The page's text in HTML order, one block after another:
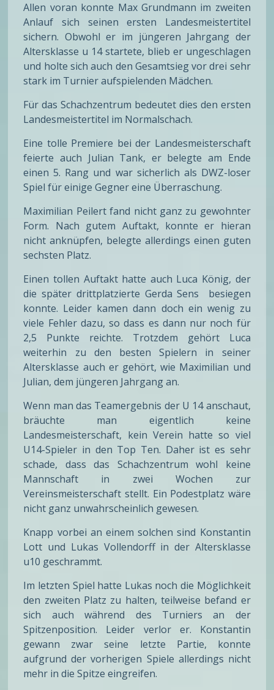
Allen voran konnte Max Grundmann im zweiten
Anlauf sich seinen ersten Landesmeistertitel
sichern. Obwohl er im jüngeren Jahrgang der
Altersklasse u 14 startete, blieb er ungeschlagen
und holte sich auch den Gesamtsieg vor drei sehr
stark im Turnier aufspielenden Mädchen.
Für das Schachzentrum bedeutet dies den ersten
Landesmeistertitel im Normalschach.
Eine tolle Premiere bei der Landesmeisterschaft
feierte auch Julian Tank, er belegte am Ende
einen 5. Rang und war sicherlich als DWZ-loser
Spiel für einige Gegner eine Überraschung.
Maximilian Peilert fand nicht ganz zu gewohnter
Form. Nach gutem Auftakt, konnte er hieran
nicht anknüpfen, belegte allerdings einen guten
sechsten Platz.
Einen tollen Auftakt hatte auch Luca König, der
die später drittplatzierte Gerda Sens besiegen
konnte. Leider kamen dann doch ein wenig zu
viele Fehler dazu, so dass es dann nur noch für
2,5 Punkte reichte. Trotzdem gehört Luca
weiterhin zu den besten Spielern in seiner
Altersklasse auch er gehört, wie Maximilian und
Julian, dem jüngeren Jahrgang an.
Wenn man das Teamergebnis der U 14 anschaut,
bräuchte man eigentlich keine
Landesmeisterschaft, kein Verein hatte so viel
U14-Spieler in den Top Ten. Daher ist es sehr
schade, dass das Schachzentrum wohl keine
Mannschaft in zwei Wochen zur
Vereinsmeisterschaft stellt. Ein Podestplatz wäre
nicht ganz unwahrscheinlich gewesen.
Knapp vorbei an einem solchen sind Konstantin
Lott und Lukas Vollendorff in der Altersklasse
u10 geschrammt.
Im letzten Spiel hatte Lukas noch die Möglichkeit
den zweiten Platz zu halten, teilweise befand er
sich auch während des Turniers an der
Spitzenposition. Leider verlor er. Konstantin
gewann zwar seine letzte Partie, konnte
aufgrund der vorherigen Spiele allerdings nicht
mehr in die Spitze eingreifen.